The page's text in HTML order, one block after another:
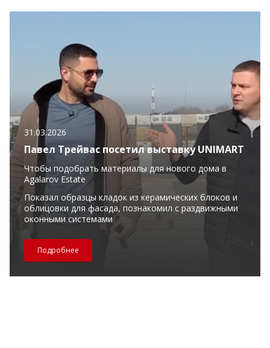
31.03.2026
Павел Трейвас посетил выставку UNIMART
Чтобы подобрать материалы для нового дома в
Agalarov Estate
Показал образцы кладок из керамических блоков и
облицовки для фасада, познакомил с раздвижными
оконными системами
Подробнее